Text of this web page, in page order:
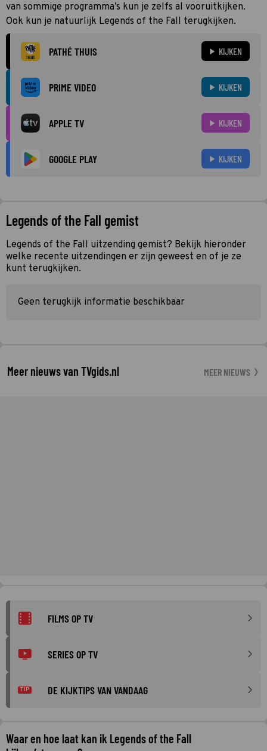
van sommige programma’s kun je zelfs al vooruitkijken.
Ook kun je natuurlijk Legends of the Fall terugkijken.
PATHÉ THUIS KIJKEN
PRIME VIDEO KIJKEN
APPLE TV KIJKEN
GOOGLE PLAY KIJKEN
Legends of the Fall gemist
Legends of the Fall uitzending gemist? Bekijk hieronder
welke recente uitzendingen er zijn geweest en of je ze
kunt terugkijken.
Geen terugkijk informatie beschikbaar
Meer nieuws van TVgids.nl MEER NIEUWS
FILMS OP TV
SERIES OP TV
TIP DE KIJKTIPS VAN VANDAAG
Waar en hoe laat kan ik Legends of the Fall